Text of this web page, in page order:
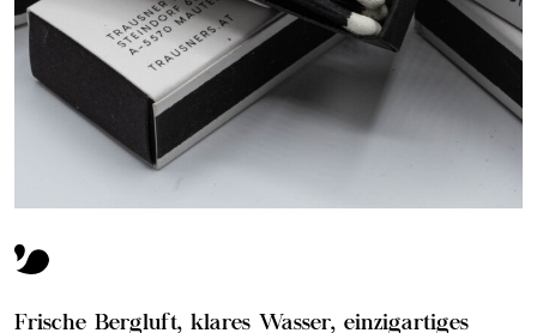
Frische Bergluft, klares Wasser, einzigartiges